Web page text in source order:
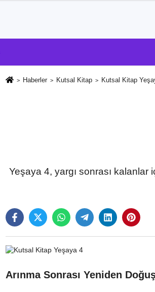
Haberler Kutsal Kitap Kutsal Kitap
Yeşaya 4, yargı sonrası kalanlar
Arınma Sonrası Yeniden